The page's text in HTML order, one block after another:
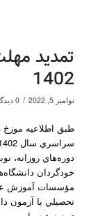
تمدید
1402
نوامبر 5, 2022 / 0 دیدگاه
دوره‌هاي‌ روزانه،
خودگردان
مؤسسات‌ آموزش‌